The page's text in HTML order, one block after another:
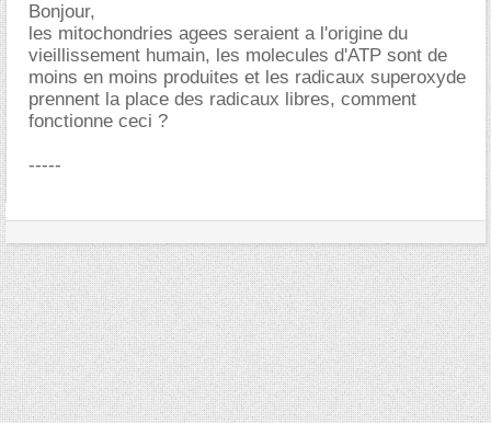
Bonjour,
les mitochondries agees seraient a l'origine du
vieillissement humain, les molecules d'ATP sont de
moins en moins produites et les radicaux superoxyde
prennent la place des radicaux libres, comment
fonctionne ceci ?
-----